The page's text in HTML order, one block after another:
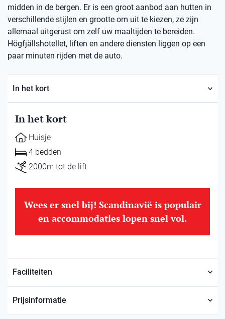
midden in de bergen. Er is een groot aanbod aan hutten in
verschillende stijlen en grootte om uit te kiezen, ze zijn
allemaal uitgerust om zelf uw maaltijden te bereiden.
Högfjällshotellet, liften en andere diensten liggen op een
paar minuten rijden met de auto.
In het kort
In het kort
Huisje
4 bedden
2000m tot de lift
Wees er snel bij! Scandinavië is populair
en accommodaties lopen snel vol.
Faciliteiten
Prijsinformatie